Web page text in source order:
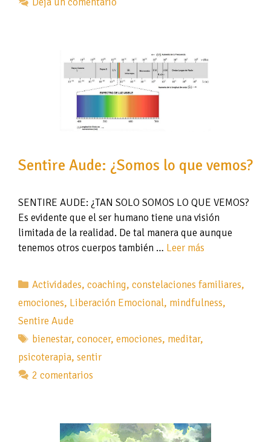
Sentire Aude: ¿Somos lo que vemos?
SENTIRE AUDE: ¿TAN SOLO SOMOS LO QUE VEMOS?
Es evidente que el ser humano tiene una visión
limitada de la realidad. De tal manera que aunque
tenemos otros cuerpos también … Leer más
Categorías
Actividades,coaching,constelaciones familiares,
emociones, Liberación Emocional, mindfulness,
Sentire Aude
Etiquetas
bienestar,conocer,emociones, meditar,
psicoterapia, sentir
2 comentarios